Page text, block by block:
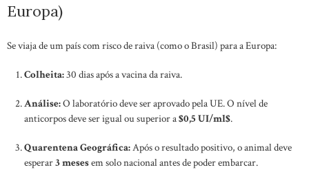
Europa)
Se viaja de um país com risco de raiva (como o Brasil) para a Europa:
Colheita:30 dias após a vacina da raiva.
Análise:O laboratório deve ser aprovado pela UE. O nível de
anticorpos deve ser igual ou superior a$0,5 UI/ml$.
Quarentena Geográfica:Após o resultado positivo, o animal deve
esperar3 mesesem solo nacional antes de poder embarcar.